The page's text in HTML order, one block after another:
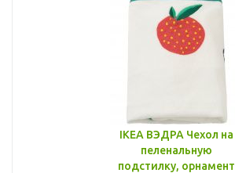
IKEA ВЭДРА Чехол на
пеленальную
подстилку, орнамент